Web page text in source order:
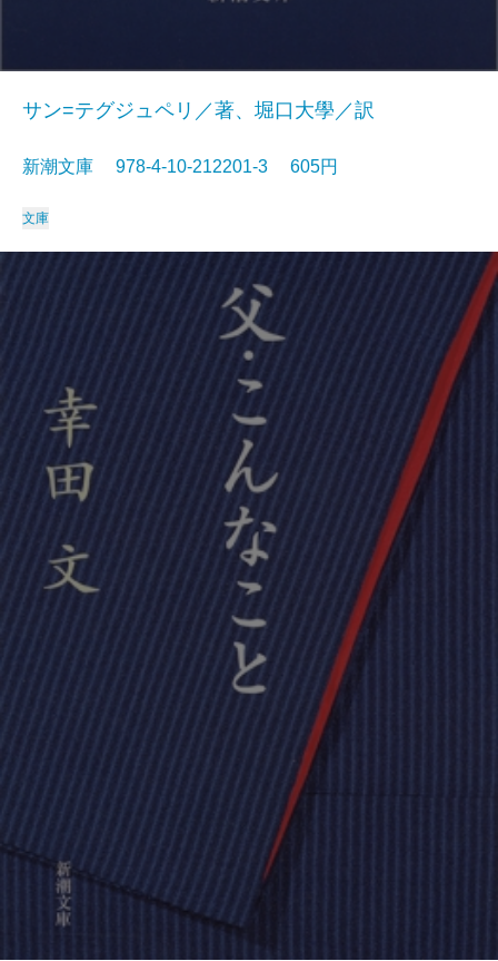
サン=テグジュペリ／著、堀口大學／訳
新潮文庫 978-4-10-212201-3 605円
文庫